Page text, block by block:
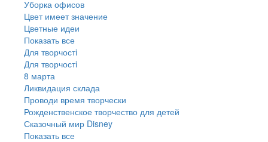
Уборка офисов
Цвет имеет значение
Цветные идеи
Показать все
Для творчостi
Для творчостi
8 марта
Ликвидация склада
Проводи время творчески
Рожденственское творчество для детей
Сказочный мир Disney
Показать все